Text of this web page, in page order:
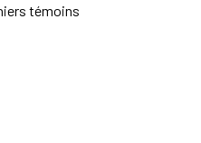
témoins